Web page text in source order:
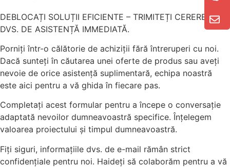
DEBLOCAȚI SOLUȚII EFICIENTE – TRIMITEȚI CEREREA
DVS. DE ASISTENȚĂ IMMEDIATĂ.
Porniți într-o călătorie de achiziții fără întreruperi cu noi.
Dacă sunteți în căutarea unei oferte de produs sau aveți
nevoie de orice asistență suplimentară, echipa noastră
este aici pentru a vă ghida în fiecare pas.
Completați acest formular pentru a începe o conversație
adaptată nevoilor dumneavoastră specifice. Înțelegem
valoarea proiectului și timpul dumneavoastră.
Fiți siguri, informațiile dvs. de e-mail rămân strict
confidențiale pentru noi. Haideți să colaborăm pentru a vă